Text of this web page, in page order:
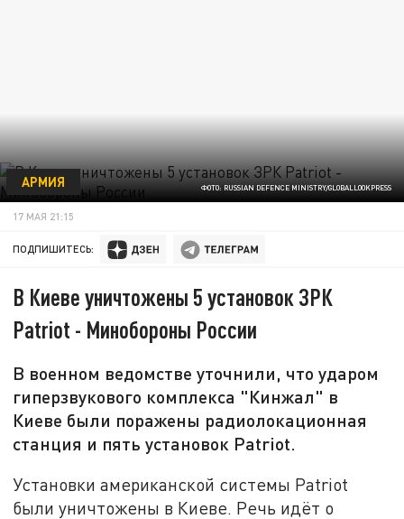
ФОТО: RUSSIAN DEFENCE MINISTRY/GLOBALLOOKPRESS
АРМИЯ
17 МАЯ 21:15
ПОДПИШИТЕСЬ:
В Киеве уничтожены 5 установок ЗРК
Patriot - Минобороны России
В военном ведомстве уточнили, что ударом
гиперзвукового комплекса "Кинжал" в
Киеве были поражены радиолокационная
станция и пять установок Patriot.
Установки американской системы Patriot
были уничтожены в Киеве. Речь идёт о